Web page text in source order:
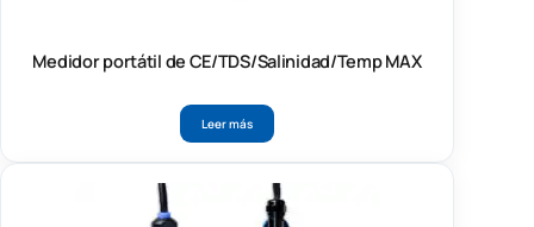
Medidor portátil de CE/TDS/Salinidad/Temp MAX
Leer más